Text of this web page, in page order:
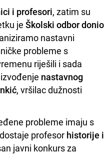
i profesori, zatim su
je Školski odbor donio
nastavni
probleme s
riješili i sada
nastavnog
, vršilac dužnosti
probleme imaju s
profesor historije i
javni konkurs za